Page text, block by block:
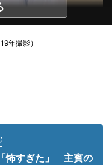
年撮影）
怖すぎた」 主賓の